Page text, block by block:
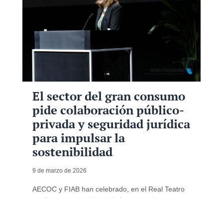
El sector del gran consumo
pide colaboración público-
privada y seguridad jurídica
para impulsar la
sostenibilidad
9 de marzo de 2026
AECOC y FIAB han celebrado, en el Real Teatro